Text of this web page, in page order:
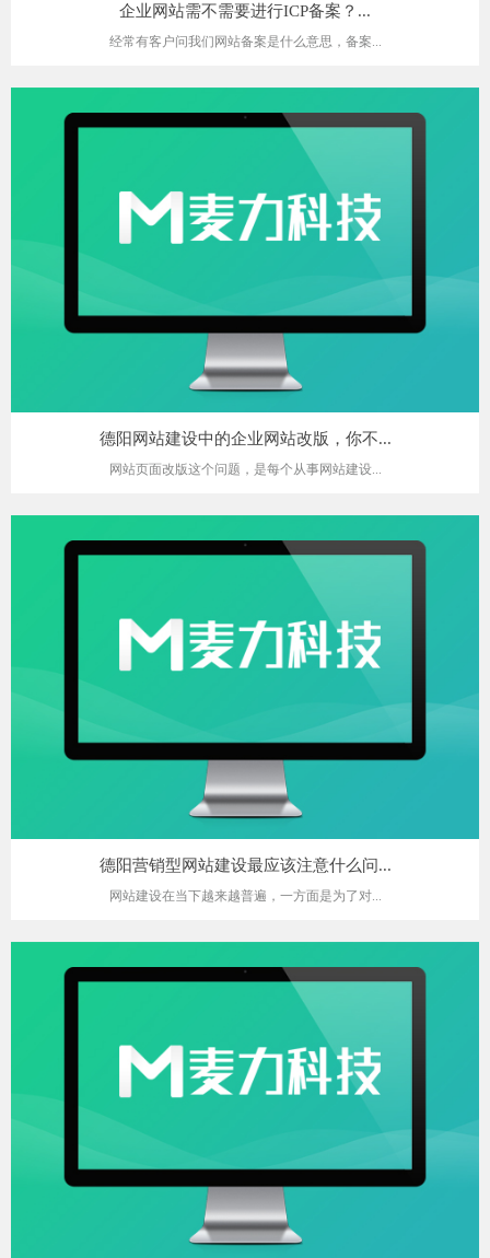
企业网站需不需要进行ICP备案？...
经常有客户问我们网站备案是什么意思，备案...
德阳网站建设中的企业网站改版，你不...
网站页面改版这个问题，是每个从事网站建设...
德阳营销型网站建设最应该注意什么问...
网站建设在当下越来越普遍，一方面是为了对...